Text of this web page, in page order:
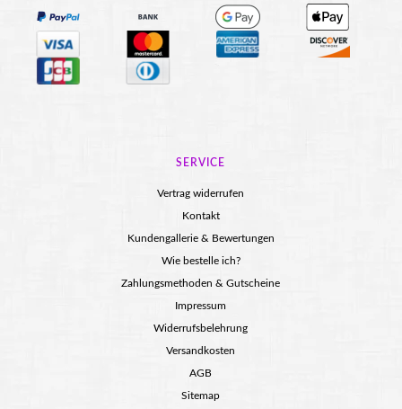
SERVICE
Vertrag widerrufen
Kontakt
Kundengallerie & Bewertungen
Wie bestelle ich?
Zahlungsmethoden & Gutscheine
Impressum
Widerrufsbelehrung
Versandkosten
AGB
Sitemap